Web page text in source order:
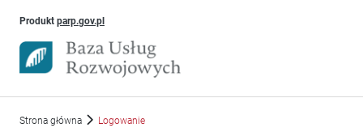
Produkt parp.gov.plUwaga, link otworzy się w nowym oknie
Strona główna Logowanie